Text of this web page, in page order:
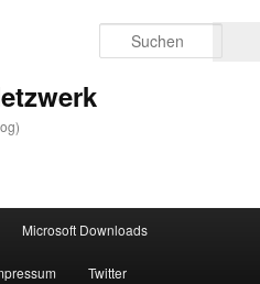
Microsoft Downloads
Twitter